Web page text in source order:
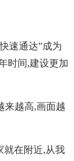
速通达”成为
时间,建设更加
越高,画面越
在附近,从我